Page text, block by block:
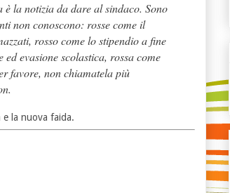
la notizia da dare al sindaco. Sono
non conoscono: rosse come il
rosso come lo stipendio a fine
evasione scolastica, rossa come
favore, non chiamatela più
e la nuova faida.